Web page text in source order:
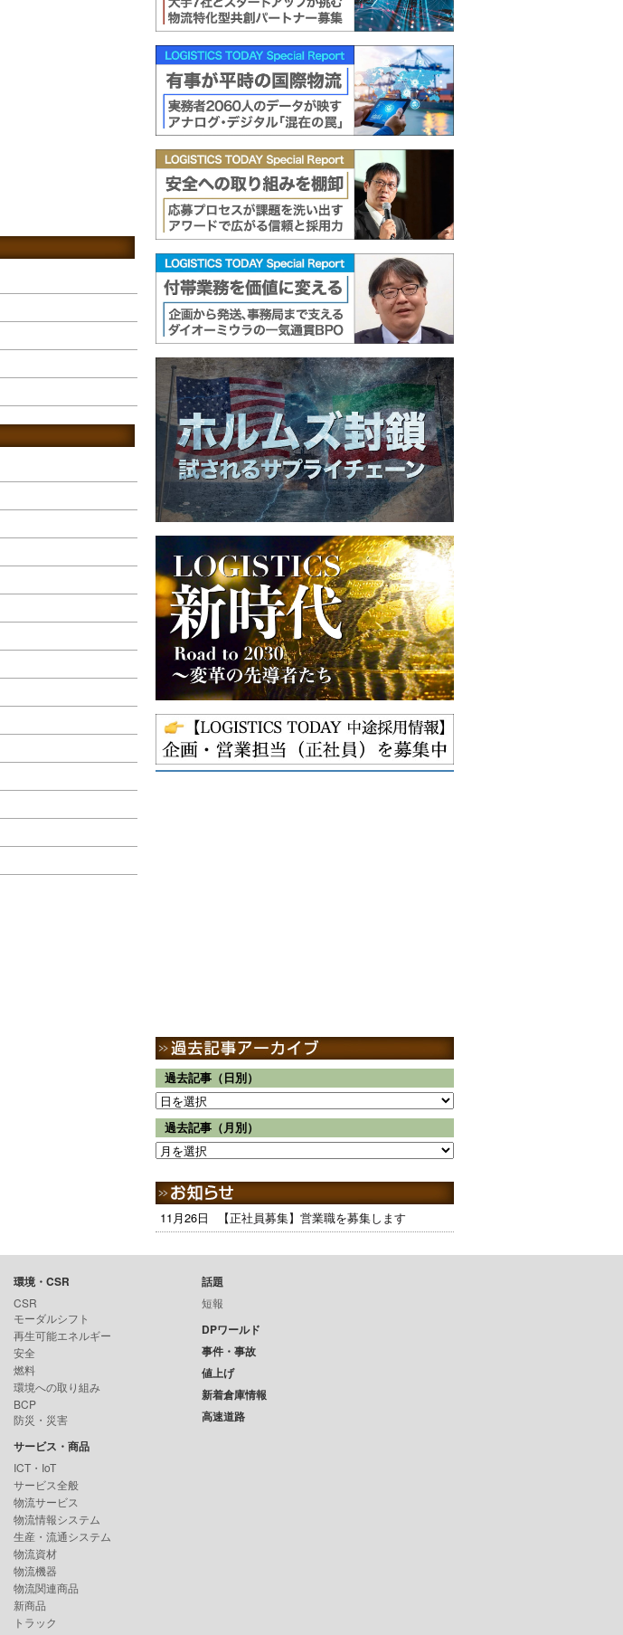
過去記事（日別）
過去記事（月別）
11月26日 【正社員募集】営業職を募集します
環境・CSR
CSR
モーダルシフト
再生可能エネルギー
安全
燃料
環境への取り組み
BCP
防災・災害
サービス・商品
ICT・IoT
サービス全般
物流サービス
物流情報システム
生産・流通システム
物流資材
物流機器
物流関連商品
新商品
トラック
話題
短報
DPワールド
事件・事故
値上げ
新着倉庫情報
高速道路